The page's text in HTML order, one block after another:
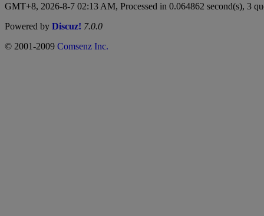
GMT+8, 2026-8-7 02:13 AM, Processed in 0.064862 second(s), 3
Powered by Discuz! 7.0.0
© 2001-2009 Comsenz Inc.